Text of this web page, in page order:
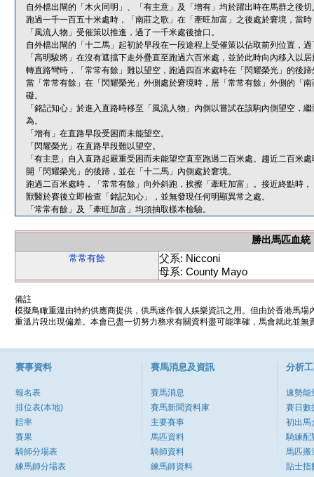
自外檔出閘的「木火同明」、「有主意」及「增有」均於躍出時在馬群之後
跑過一千一百五十米處時，「南莊之歌」在「牽旺加富」之後處於窘境，當
「風流人物」受催策以推進，過了一千米處後搶口。
自外檔出閘的「十二馬」起初於早段在一段途程上受催策以佔取前列位置，
「高明駿將」在沒有遮擋下走外疊直至跑過六百米處，並於此時向內移入以
轉直路彎時，「常常有餘」難以望空，跑過四百米處時在「閃耀榮光」的後
當「常常有餘」在「閃耀榮光」外側處於窘境時，居「常常有餘」外側的「
礙。
「銘記知心」於進入直路時移至「風流人物」內側以嘗試在該駒內側望空，
為。
「增有」在直路早段受困而未能望空。
「閃耀榮光」在直路早段難以望空。
「有主意」自入直路起嚴重受困而未能望空直至跑過二百米處。趨近二百米
開「閃耀榮光」的後蹄，並在「十二馬」內側處於窘境。
跑過二百米處時，「常常有餘」向外斜跑，挨擦「牽旺加富」。接近終點時
獸醫於賽後立即檢查「銘記知心」，並無發現任何明顯異常之處。
「常常有餘」及「牽旺加富」均須抽取樣本檢驗。
勝出馬匹血統
常常有餘
父系: Nicconi
母系: County Mayo
備註
模擬鳥瞰重溫由特約供應商提供，供馬迷作個人娛樂資訊之用。但由於香港馬
重溫片段出現偏差。本會已盡一切努力務求有關資料盡可能準確，馬會就此並
賽事資料
報名表
排位表(本地)
賠率
賽果
騎師分場表
練馬師分場表
賽馬消息及資訊
賽馬消息
賽馬新聞資料庫
主要賽事
馬匹資料
騎師資料
練馬師資料
分析
速勢能
賽日數
初出馬
騎練配
馬匹搬
貼士指